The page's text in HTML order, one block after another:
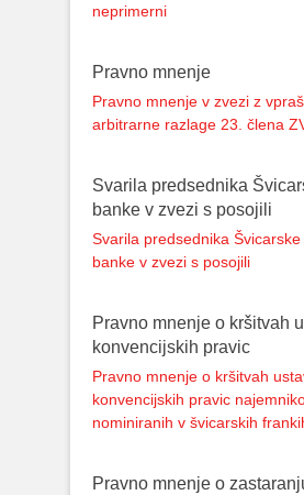
neprimerni
Pravno mnenje
Pravno mnenje v zvezi z
arbitrarne razlage 23. člena
Svarila predsednika
banke v zvezi s posojili
Svarila predsednika
banke v zvezi s posojili
Pravno mnenje o kršitvah
konvencijskih pravic
Pravno mnenje o kršitvah
konvencijskih pravic
nominiranih v švicarskih
Pravno mnenje o